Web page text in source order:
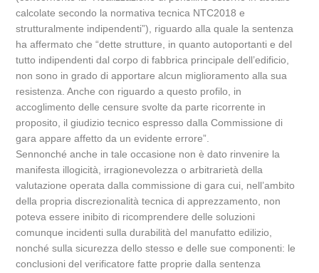
calcolate secondo la normativa tecnica NTC2018 e
strutturalmente indipendenti”), riguardo alla quale la sentenza
ha affermato che “dette strutture, in quanto autoportanti e del
tutto indipendenti dal corpo di fabbrica principale dell’edificio,
non sono in grado di apportare alcun miglioramento alla sua
resistenza. Anche con riguardo a questo profilo, in
accoglimento delle censure svolte da parte ricorrente in
proposito, il giudizio tecnico espresso dalla Commissione di
gara appare affetto da un evidente errore”.
Sennonché anche in tale occasione non è dato rinvenire la
manifesta illogicità, irragionevolezza o arbitrarietà della
valutazione operata dalla commissione di gara cui, nell’ambito
della propria discrezionalità tecnica di apprezzamento, non
poteva essere inibito di ricomprendere delle soluzioni
comunque incidenti sulla durabilità del manufatto edilizio,
nonché sulla sicurezza dello stesso e delle sue componenti: le
conclusioni del verificatore fatte proprie dalla sentenza